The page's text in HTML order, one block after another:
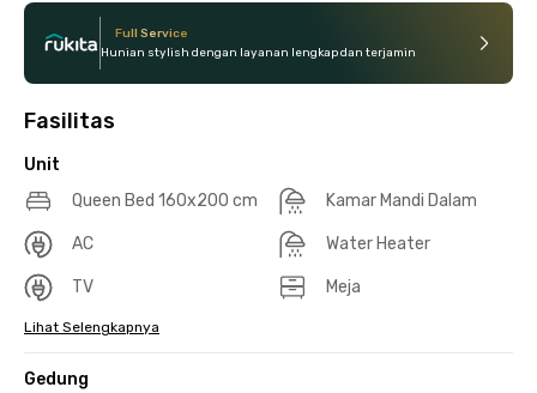
Full Service
Hunian stylish dengan layanan lengkap dan terjamin
Fasilitas
Unit
Queen Bed 160x200 cm
Kamar Mandi Dalam
AC Water Heater
TV Meja
Lihat Selengkapnya
Gedung